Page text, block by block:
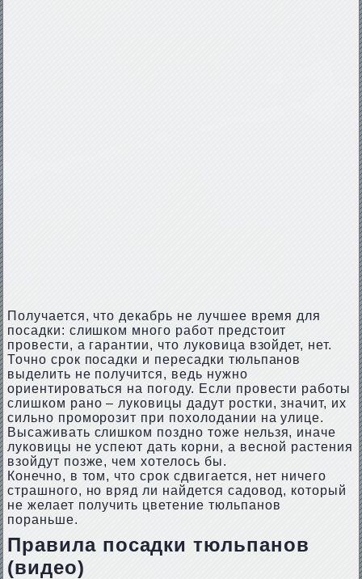
Получается, что декабрь не лучшее время для
посадки: слишком много работ предстоит
провести, а гарантии, что луковица взойдет, нет.
Точно срок посадки и пересадки тюльпанов
выделить не получится, ведь нужно
ориентироваться на погоду. Если провести работы
слишком рано – луковицы дадут ростки, значит, их
сильно проморозит при похолодании на улице.
Высаживать слишком поздно тоже нельзя, иначе
луковицы не успеют дать корни, а весной растения
взойдут позже, чем хотелось бы.
Конечно, в том, что срок сдвигается, нет ничего
страшного, но вряд ли найдется садовод, который
не желает получить цветение тюльпанов
пораньше.
Правила посадки тюльпанов
(видео)